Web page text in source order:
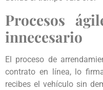
Procesos
innecesario
El proceso de
contrato en línea, lo
recibes el vehículo sin